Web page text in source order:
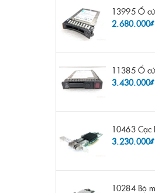
2.680.000₫
3.430.000₫
3.230.000₫